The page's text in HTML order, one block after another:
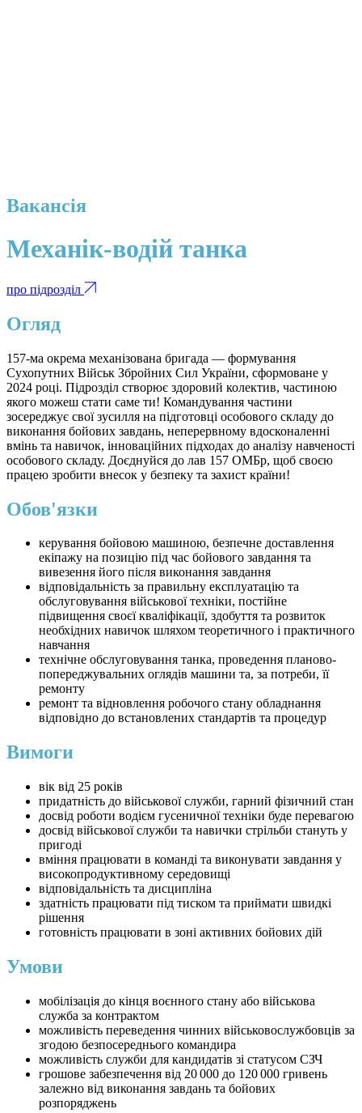
Вакансія
Механік-водій танка
про підрозділ
Огляд
157-ма окрема механізована бригада — формування
Сухопутних Військ Збройних Сил України, сформоване у
2024 році. Підрозділ створює здоровий колектив, частиною
якого можеш стати саме ти! Командування частини
зосереджує свої зусилля на підготовці особового складу до
виконання бойових завдань, неперервному вдосконаленні
вмінь та навичок, інноваційних підходах до аналізу навченості
особового складу. Доєднуйся до лав 157 ОМБр, щоб своєю
працею зробити внесок у безпеку та захист країни!
Обов'язки
керування бойовою машиною, безпечне доставлення
екіпажу на позицію під час бойового завдання та
вивезення його після виконання завдання
відповідальність за правильну експлуатацію та
обслуговування військової техніки, постійне
підвищення своєї кваліфікації, здобуття та розвиток
необхідних навичок шляхом теоретичного і практичного
навчання
технічне обслуговування танка, проведення планово-
попереджувальних оглядів машини та, за потреби, її
ремонту
ремонт та відновлення робочого стану обладнання
відповідно до встановлених стандартів та процедур
Вимоги
вік від 25 років
придатність до військової служби, гарний фізичний стан
досвід роботи водієм гусеничної техніки буде перевагою
досвід військової служби та навички стрільби стануть у
пригоді
вміння працювати в команді та виконувати завдання у
високопродуктивному середовищі
відповідальність та дисципліна
здатність працювати під тиском та приймати швидкі
рішення
готовність працювати в зоні активних бойових дій
Умови
мобілізація до кінця воєнного стану або військова
служба за контрактом
можливість переведення чинних військовослужбовців за
згодою безпосереднього командира
можливість служби для кандидатів зі статусом СЗЧ
грошове забезпечення від 20 000 до 120 000 гривень
залежно від виконання завдань та бойових
розпоряджень